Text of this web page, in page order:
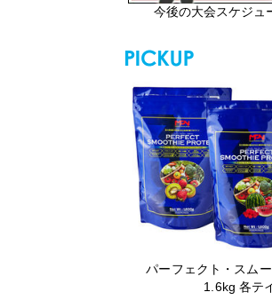
今後の大会スケジュ
パーフェクト・スム
1.6kg 各テ